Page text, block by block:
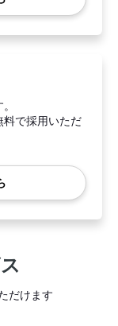
料で採用いただ
だけます